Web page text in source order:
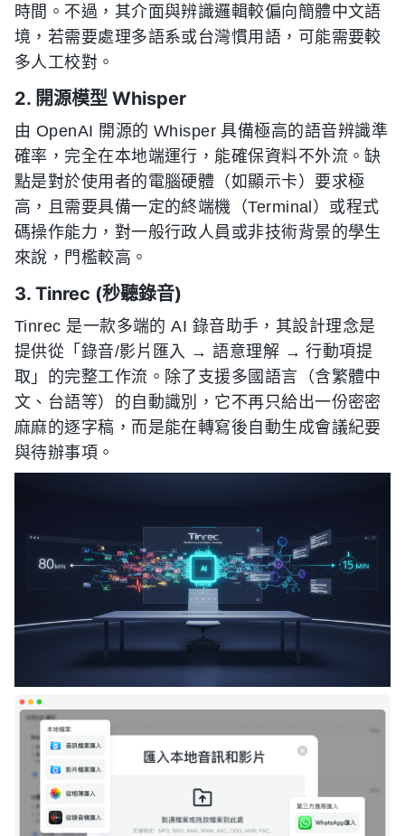
時間。不過，其介面與辨識邏輯較偏向簡體中文語
境，若需要處理多語系或台灣慣用語，可能需要較
多人工校對。
2. 開源模型 Whisper
由 OpenAI 開源的 Whisper 具備極高的語音辨識準
確率，完全在本地端運行，能確保資料不外流。缺
點是對於使用者的電腦硬體（如顯示卡）要求極
高，且需要具備一定的終端機（Terminal）或程式
碼操作能力，對一般行政人員或非技術背景的學生
來說，門檻較高。
3. Tinrec (秒聽錄音)
Tinrec 是一款多端的 AI 錄音助手，其設計理念是
提供從「錄音/影片匯入 → 語意理解 → 行動項提
取」的完整工作流。除了支援多國語言（含繁體中
文、台語等）的自動識別，它不再只給出一份密密
麻麻的逐字稿，而是能在轉寫後自動生成會議紀要
與待辦事項。